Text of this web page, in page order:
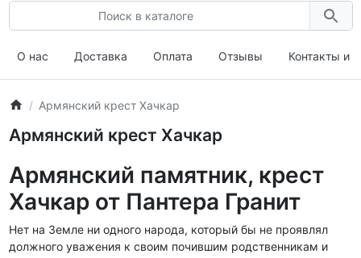
О нас Доставка Оплата Отзывы Контакты и
Армянский крест Хачкар
Армянский крест Хачкар
Армянский памятник, крест
Хачкар от Пантера Гранит
Нет на Земле ни одного народа, который бы не проявлял
должного уважения к своим почившим родственникам и